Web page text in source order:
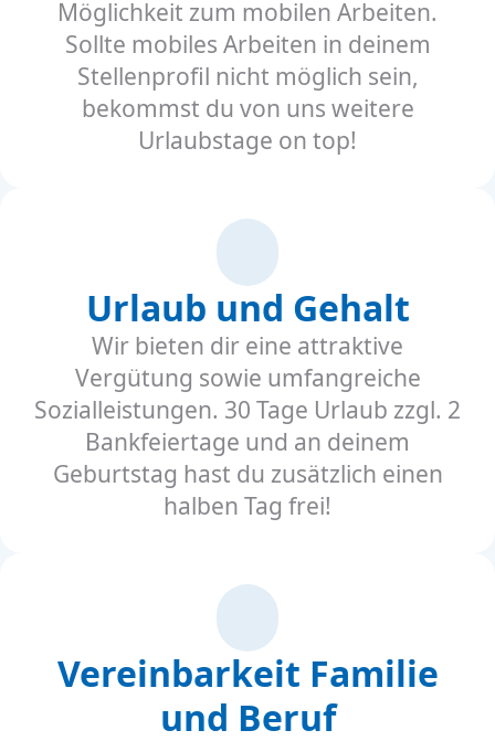
Möglichkeit zum mobilen Arbeiten.
Sollte mobiles Arbeiten in deinem
Stellenprofil nicht möglich sein,
bekommst du von uns weitere
Urlaubstage on top!
Urlaub und Gehalt
Wir bieten dir eine attraktive
Vergütung sowie umfangreiche
Sozialleistungen. 30 Tage Urlaub zzgl. 2
Bankfeiertage und an deinem
Geburtstag hast du zusätzlich einen
halben Tag frei!
Vereinbarkeit Familie
und Beruf